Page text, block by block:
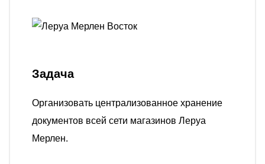
Расчет
Блог
Задача
Организовать централизованное хранение
документов всей сети магазинов Леруа
Мерлен.